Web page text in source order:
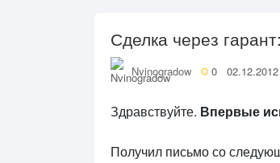
Сделка через
Nvinogradow 0
Здравствуйте. Впервые
Получил письмо со